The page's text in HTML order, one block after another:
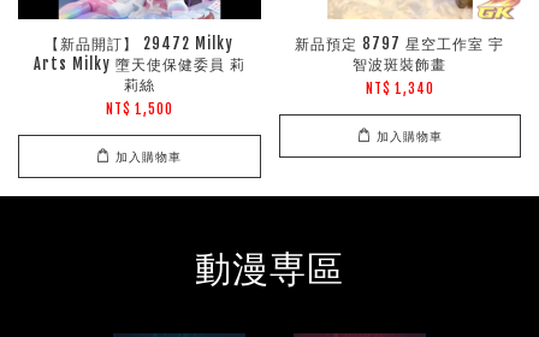
【新品開訂】 29472 Milky
Arts Milky 墮天使保健委員 莉
莉絲
NT$ 1,500
加入購物車
新品預定 8797 星空工作室 宇
智波斑裝飾畫
NT$ 1,340
加入購物車
動漫専區